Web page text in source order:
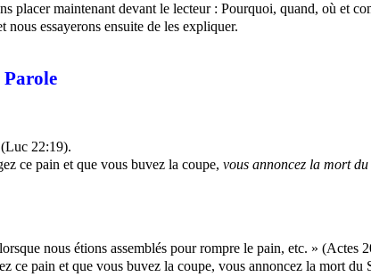
placer maintenant devant le lecteur : Pourquoi, quand, où et
nous essayerons ensuite de les expliquer.
Parole
22:19).
ce pain et que vous buvez la coupe, vous annoncez la mort
nous étions assemblés pour rompre le pain, etc. » (Actes
ce pain et que vous buvez la coupe, vous annoncez la mort du